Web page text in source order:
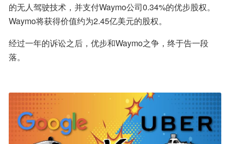
的无人驾驶技术，并支付Waymo公司0.34%的优步股权。
Waymo将获得价值约为2.45亿美元的股权。
经过一年的诉讼之后，优步和Waymo之争，终于告一段
落。